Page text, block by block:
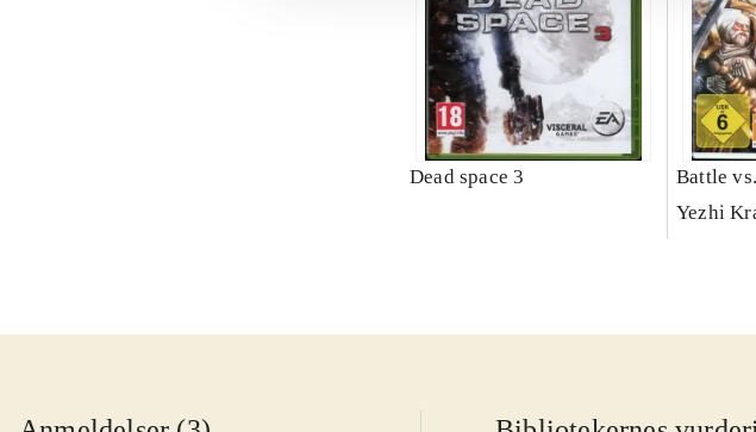
Dead space 3
Battle
Yezhi